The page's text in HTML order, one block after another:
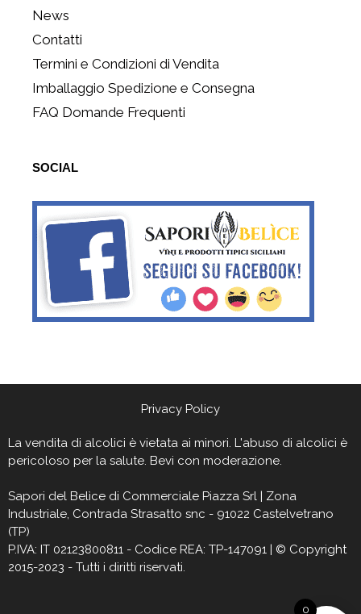
News
Contatti
Termini e Condizioni di Vendita
Imballaggio Spedizione e Consegna
FAQ Domande Frequenti
SOCIAL
Privacy Policy
La vendita di alcolici è vietata ai minori. L'abuso di alcolici è
pericoloso per la salute. Bevi con moderazione.
Sapori del Belìce di Commerciale Piazza Srl | Zona
Industriale, Contrada Strasatto snc - 91022 Castelvetrano
(TP)
P.IVA: IT 02123800811 - Codice REA: TP-147091 | © Copyright
2015-2023 - Tutti i diritti riservati.
0